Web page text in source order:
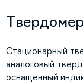
Стационарный
аналоговый
оснащенный